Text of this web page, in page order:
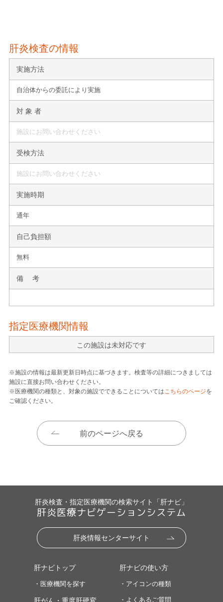
肝炎検査の情報
実施方法
自治体からの委託により実施
対 象 者
施設にお問い合わせください
受検方法
施設にお問い合わせください
実施時期
通年
自己負担額
無料
備 考
指定医療機関情報
この施設は未対応です
※施設の情報は最新更新日時点に基づきます。検査等の詳細につきましては
施設に直接お問い合わせください。
※医療機関の種類と、対象の施設でできることについてはこちらのページを
ご確認ください。
前のページへ戻る
肝炎検査・指定医療機関の検索サイト「肝ナビ」
肝炎医療ナビゲーションシステム
肝炎情報センターサイト
肝ナビトップ
・医療機関を探す
肝ナビの使い方
・アイコンの種類
・よくあるご質問